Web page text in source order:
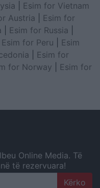
Esim for Vietnam
Austria
Esim for
Esim for Russia
Esim for Peru
Esim
Esim for
for Norway
Esim for
Online Media. Të
të rezervuara!